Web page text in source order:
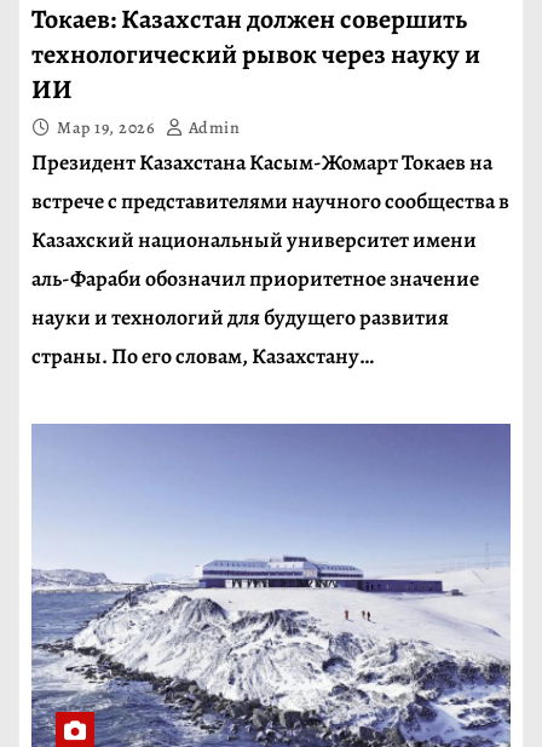
Токаев: Казахстан должен совершить
технологический рывок через науку и
ИИ
Мар 19, 2026 Admin
Президент Казахстана Касым-Жомарт Токаев на
встрече с представителями научного сообщества в
Казахский национальный университет имени
аль-Фараби обозначил приоритетное значение
науки и технологий для будущего развития
страны. По его словам, Казахстану…